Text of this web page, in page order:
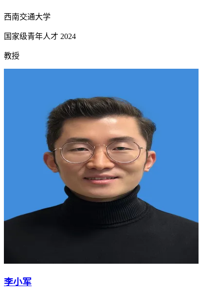
西南交通大学
国家级青年人才 2024
教授
李小军